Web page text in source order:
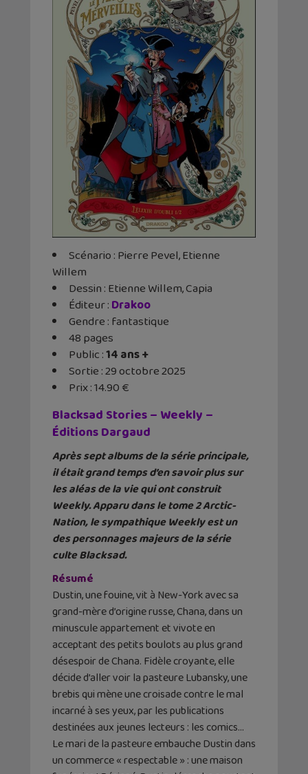
Scénario : Pierre Pevel, Etienne
Willem
Dessin : Etienne Willem, Capia
Éditeur ‏:Drakoo
Gendre : fantastique
48 pages
Public :14 ans +
Sortie : 29 octobre 2025
Prix : 14.90 €
Blacksad Stories – Weekly –
Éditions Dargaud
Après sept albums de la série principale,
il était grand temps d’en savoir plus sur
les aléas de la vie qui ont construit
Weekly. Apparu dans le tome 2 Arctic-
Nation, le sympathique Weekly est un
des personnages majeurs de la série
culte Blacksad.
Résumé
Dustin, une fouine, vit à New-York avec sa
grand-mère d’origine russe, Chana, dans un
minuscule appartement et vivote en
acceptant des petits boulots au plus grand
désespoir de Chana. Fidèle croyante, elle
décide d’aller voir la pasteure Lubansky, une
brebis qui mène une croisade contre le mal
incarné à ses yeux, par les publications
destinées aux jeunes lecteurs : les comics…
Le mari de la pasteure embauche Dustin dans
un commerce « respectable » : une maison